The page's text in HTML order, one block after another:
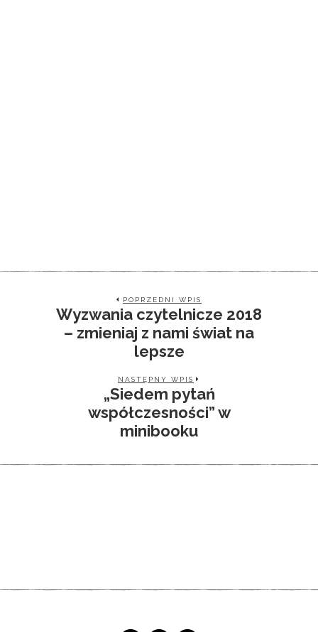
POPRZEDNI WPIS
Wyzwania czytelnicze 2018
– zmieniaj z nami świat na
lepsze
NASTĘPNY WPIS
„Siedem pytań
współczesności” w
minibooku